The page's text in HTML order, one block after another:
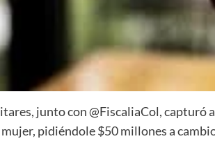
junto con @FiscaliaCol, capturó
pidiéndole $50 millones a